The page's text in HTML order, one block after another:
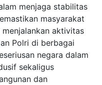
menjaga stabilitas
masyarakat
aktivitas
Polri di berbagai
negara dalam
sekaligus
dan